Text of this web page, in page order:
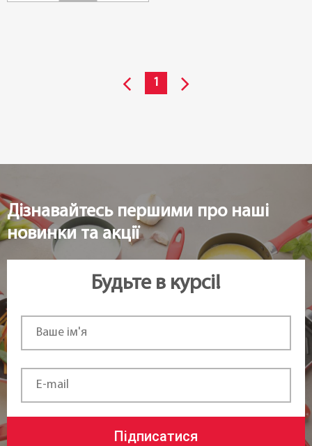
1
Дізнавайтесь першими про наші
новинки та акції
Будьте в курсі!
Підписатися